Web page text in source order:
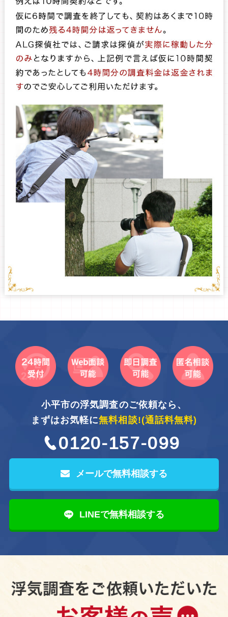
小平市の浮気調査のご依頼なら、
まずはお気軽に無料相談!(通話料無料)
0120-157-099
メールで無料相談する
LINEで無料相談する